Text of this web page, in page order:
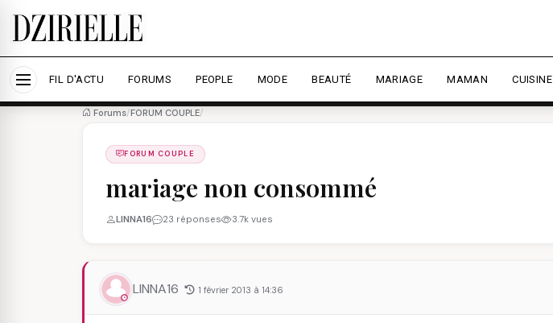
Nous utilisons des cookies pour améliorer votre expérience et mesurer l'audience.
Accepter tout Personnaliser
FIL D'ACTU FORUMS PEOPLE MODE BEAUTÉ MARIAGE MAMAN CUISINE
Forums/FORUM COUPLE/
FORUM COUPLE
mariage non consommé
LINNA16 23 réponses 3.7k vues
LINNA16 1 février 2013 à 14:36